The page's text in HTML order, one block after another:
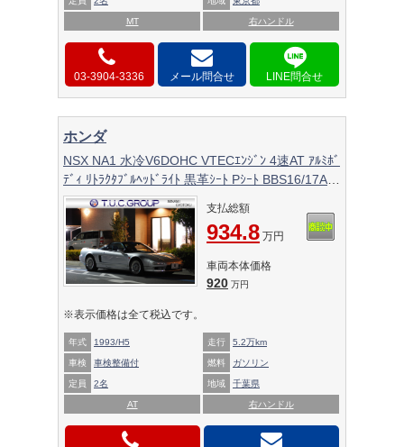
MT 右ハンドル
03-3904-3336 メール問合せ
ホンダ
NSX NA1 水冷V6DOHC VTECｴﾝｼﾞﾝ 4速AT ｱﾙﾐﾎﾞ
ﾃﾞｨ ﾘﾄﾗｸﾀﾌﾞﾙﾍｯﾄﾞﾗｲﾄ 黒革ｼｰﾄ Pｼｰﾄ BBS16/17AW
BTｵｰﾃﾞｨｵ
支払総額
934.8 万円
車両本体価格
920 万円
※表示価格は全て税込です。
年式 1993/H5 走行 5.2万km
車検 車検整備付 燃料 ガソリン
定員 2名 地域 千葉県
AT 右ハンドル